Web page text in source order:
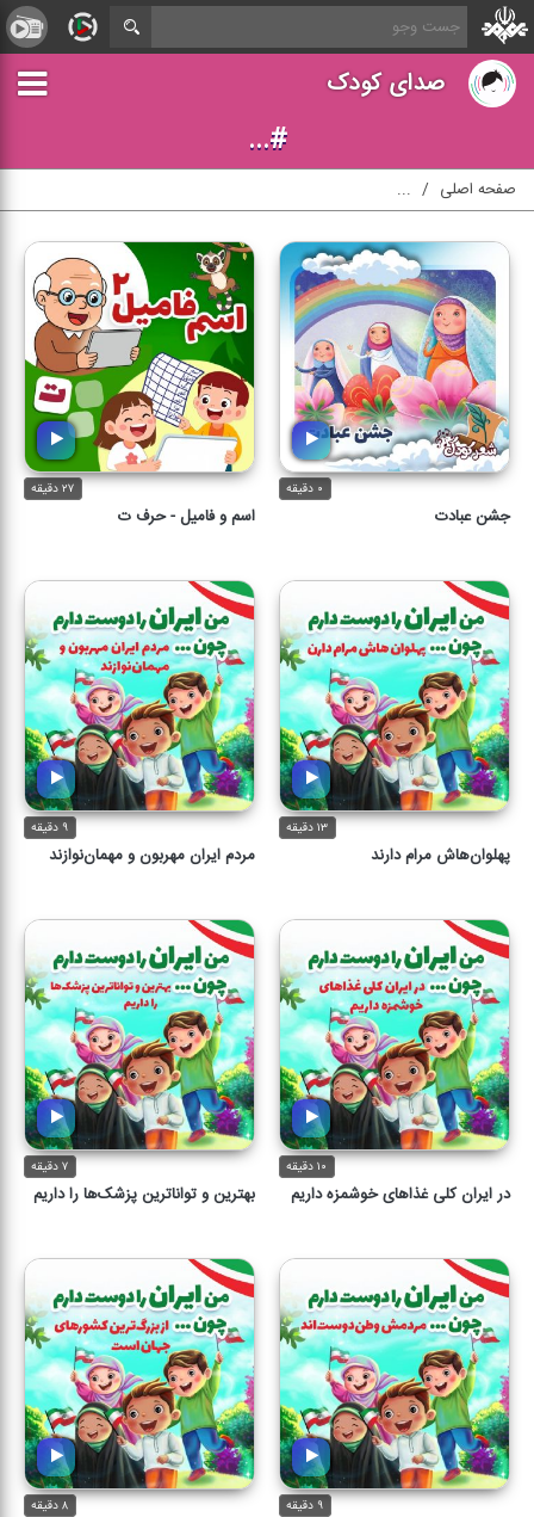
صدای کودک
#...
صفحه اصلی ...
۰ دقیقه
جشن عبادت
۲۷ دقیقه
اسم و فامیل - حرف ت
۱۳ دقیقه
پهلوان‌هاش مرام دارند
۹ دقیقه
مردم ایران مهربون و مهمان‌نوازند
۱۰ دقیقه
در ایران کلی غذاهای خوشمزه داریم
۷ دقیقه
بهترین و تواناترین پزشک‌ها را داریم
۹ دقیقه ۸ دقیقه